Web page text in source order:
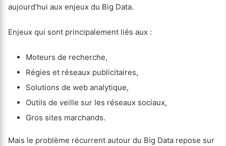
aujourd’hui aux enjeux du Big Data.
Enjeux qui sont principalement liés aux :
Moteurs de recherche,
Régies et réseaux publicitaires,
Solutions de web analytique,
Outils de veille sur les réseaux sociaux,
Gros sites marchands.
Mais le problème récurrent autour du Big Data repose sur